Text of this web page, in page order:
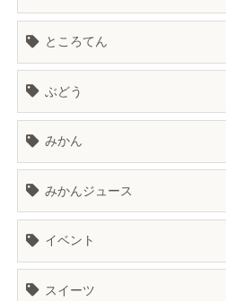
ところてん
ぶどう
みかん
みかんジュース
イベント
スイーツ